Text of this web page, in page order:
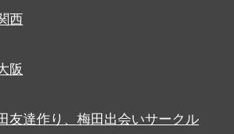
西
阪
友達作り、梅田出会いサークル